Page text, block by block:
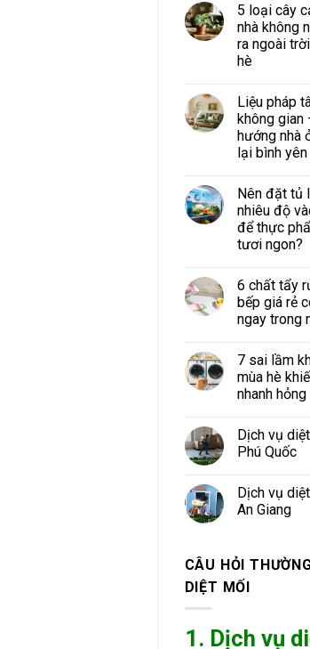
5 loại cây
nhà không
ra ngoài
hè
Liệu pháp
không gian
hướng nhà
lại bình yên
Nên đặt tủ
nhiêu độ
để thực
tươi ngon?
6 chất tẩy
bếp giá rẻ
ngay trong
7 sai lầm
mùa hè
nhanh hỏng
Dịch vụ
Phú Quốc
Dịch vụ
An Giang
CÂU HỎI
DIỆT MỐI
1. Dịch vụ